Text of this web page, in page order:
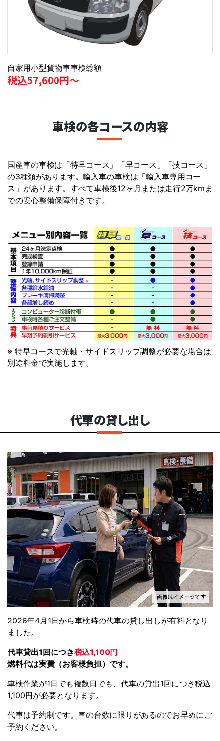
自家用小型貨物車車検総額
税込57,600円～
車検の各コースの内容
国産車の車検は「特早コース」「早コース」「技コース」
の3種類があります。輸入車の車検は「輸入車専用コー
ス」があります。すべて車検後12ヶ月または走行2万kmま
での安心整備保障付きです。
※ 特早コースで光軸・サイドスリップ調整が必要な場合は
別途料金で実施します。
代車の貸し出し
2026年4月1日から車検時の代車の貸し出しが有料となり
ました。
代車貸出1回につき税込1,100円
燃料代は実費（お客様負担）です。
車検作業が1日でも複数日でも、代車の貸出1回につき税込
1,100円が必要となります。
代車は予約制です。車の台数に限りがあるのでお早めにご
予約ください。